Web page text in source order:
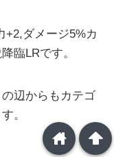
+2,ダメージ5%カ
臨LRです。
辺からもカテゴ
。
arrowup
home